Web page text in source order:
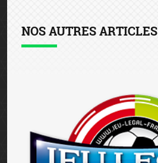
NOS AUTRES ARTICLES